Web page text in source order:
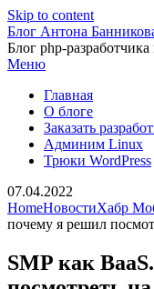
Skip to content
Блог Антона
Блог php-разработчика
Меню
Главная
О блоге
Заказать
Админим Linux
Трюки WordPress
07.04.2022
HomeНовостиХабр
почему я решил
SMP как